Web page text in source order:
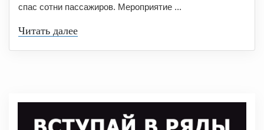
спас сотни пассажиров. Мероприятие ...
Читать далее